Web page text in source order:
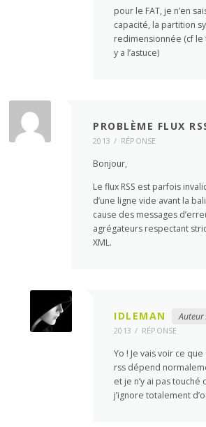
pour le FAT, je n’en
capacité, la partition
redimensionnée (cf le
y a l’astuce)
PROBLÈME FLUX
2013
RÉPONSE
Bonjour,
Le flux RSS est parfois
d’une ligne vide avant la
cause des messages
agrégateurs respectant
XML.
IDLEMAN Auteur
2013
RÉPONSE
Yo ! Je vais voir ce que
rss dépend
et je n’y ai pas
j’ignore totalement